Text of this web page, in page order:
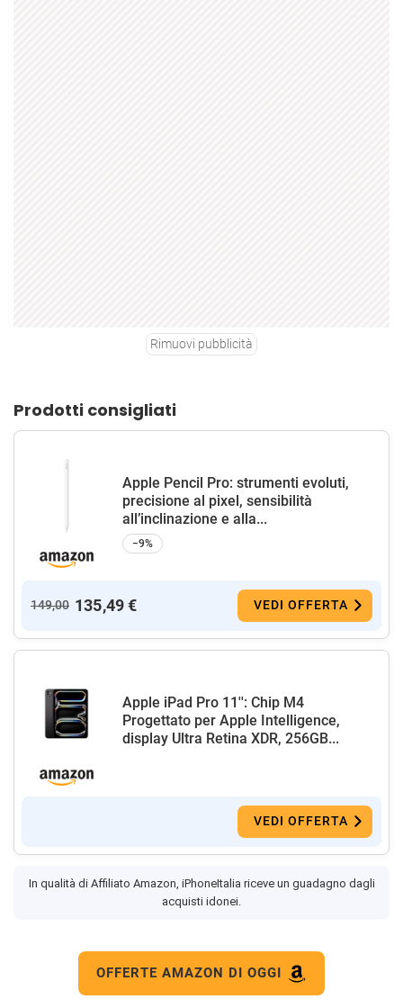
Rimuovi pubblicità
Prodotti consigliati
Apple Pencil Pro: strumenti evoluti,
precisione al pixel, sensibilità
all’inclinazione e alla...
−9%
149,00 135,49 € VEDI OFFERTA
Apple iPad Pro 11'': Chip M4
Progettato per Apple Intelligence,
display Ultra Retina XDR, 256GB...
VEDI OFFERTA
In qualità di Affiliato Amazon, iPhoneItalia riceve un guadagno dagli
acquisti idonei.
OFFERTE AMAZON DI OGGI